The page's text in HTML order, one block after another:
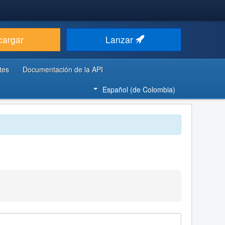
Lanzar
Documentación de la API
Español (de Colombia)